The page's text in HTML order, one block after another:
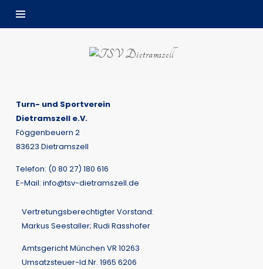
Turn- und Sportverein
Dietramszell e.V.
Föggenbeuern 2
83623 Dietramszell
Telefon: (0 80 27) 180 616
E-Mail: info@tsv-dietramszell.de
Vertretungsberechtigter Vorstand:
Markus Seestaller; Rudi Rasshofer
Amtsgericht München VR 10263
Umsatzsteuer-Id.Nr. 1965 6206